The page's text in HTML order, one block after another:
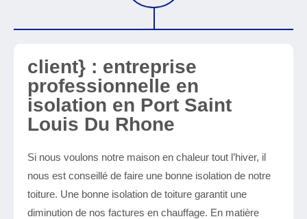
client} : entreprise
professionnelle en
isolation en Port Saint
Louis Du Rhone
Si nous voulons notre maison en chaleur tout l’hiver, il
nous est conseillé de faire une bonne isolation de notre
toiture. Une bonne isolation de toiture garantit une
diminution de nos factures en chauffage. En matière